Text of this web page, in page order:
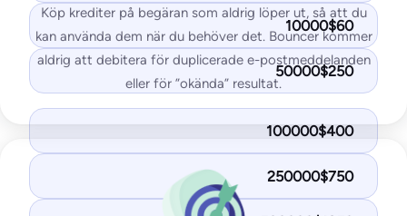
10000$60
50000$250
100000$400
250000$750
DMARK-test
Test av SpamAssassin
Mest populära
Standard
125USD/månad
1 000
testmejl
25IP-adresser/domäner övervakade
Köp krediter på begäran som aldrig löper ut, så att du
kan använda dem när du behöver det. Bouncer kommer
aldrig att debitera för duplicerade e-postmeddelanden
eller för ”okända” resultat.